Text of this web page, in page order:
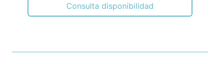
Consulta disponibilidad